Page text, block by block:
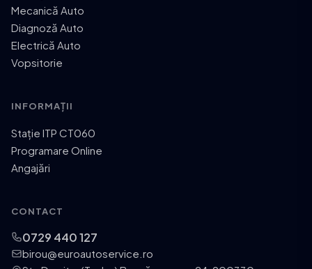
Mecanică Auto
Diagnoză Auto
Electrică Auto
Vopsitorie
INFORMAȚII
Stație ITP CT060
Programare Online
Angajări
CONTACT
0729 440 127
birou@euroautoservice.ro